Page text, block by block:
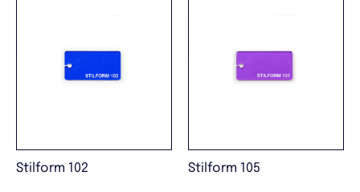
Stilform 102 Stilform 105